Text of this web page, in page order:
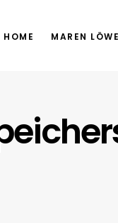
HOME MAREN LÖWE